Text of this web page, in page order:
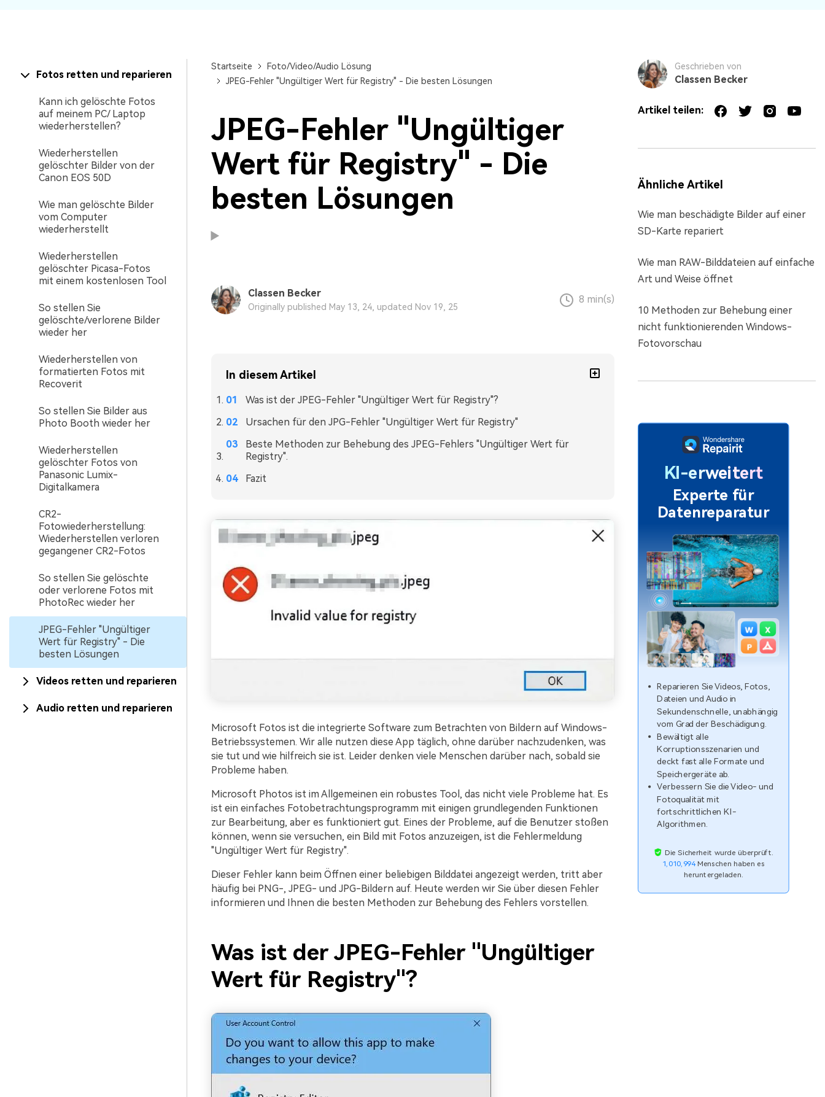
Fotos retten und reparieren
Kann ich gelöschte Fotos
auf meinem PC/ Laptop
wiederherstellen?
Wiederherstellen
gelöschter Bilder von der
Canon EOS 50D
Wie man gelöschte Bilder
vom Computer
wiederherstellt
Wiederherstellen
gelöschter Picasa-Fotos
mit einem kostenlosen Tool
So stellen Sie
gelöschte/verlorene Bilder
wieder her
Wiederherstellen von
formatierten Fotos mit
Recoverit
So stellen Sie Bilder aus
Photo Booth wieder her
Wiederherstellen
gelöschter Fotos von
Panasonic Lumix-
Digitalkamera
CR2-
Fotowiederherstellung:
Wiederherstellen verloren
gegangener CR2-Fotos
So stellen Sie gelöschte
oder verlorene Fotos mit
PhotoRec wieder her
JPEG-Fehler "Ungültiger
Wert für Registry" - Die
besten Lösungen
Videos retten und reparieren
Audio retten und reparieren
Startseite
Foto/Video/Audio Lösung
JPEG-Fehler "Ungültiger Wert für Registry" - Die besten Lösungen
JPEG-Fehler "Ungültiger
Wert für Registry" - Die
besten Lösungen
Classen Becker
Originally published May 13, 24, updated Nov 19, 25
8 min(s)
In diesem Artikel
Was ist der JPEG-Fehler "Ungültiger Wert für Registry"?
Ursachen für den JPG-Fehler "Ungültiger Wert für Registry"
Beste Methoden zur Behebung des JPEG-Fehlers "Ungültiger Wert für
Registry".
Fazit
Microsoft Fotos ist die integrierte Software zum Betrachten von Bildern auf Windows-
Betriebssystemen. Wir alle nutzen diese App täglich, ohne darüber nachzudenken, was
sie tut und wie hilfreich sie ist. Leider denken viele Menschen darüber nach, sobald sie
Probleme haben.
Microsoft Photos ist im Allgemeinen ein robustes Tool, das nicht viele Probleme hat. Es
ist ein einfaches Fotobetrachtungsprogramm mit einigen grundlegenden Funktionen
zur Bearbeitung, aber es funktioniert gut. Eines der Probleme, auf die Benutzer stoßen
können, wenn sie versuchen, ein Bild mit Fotos anzuzeigen, ist die Fehlermeldung
"Ungültiger Wert für Registry".
Dieser Fehler kann beim Öffnen einer beliebigen Bilddatei angezeigt werden, tritt aber
häufig bei PNG-, JPEG- und JPG-Bildern auf. Heute werden wir Sie über diesen Fehler
informieren und Ihnen die besten Methoden zur Behebung des Fehlers vorstellen.
Was ist der JPEG-Fehler "Ungültiger
Wert für Registry"?
Geschrieben von
Classen Becker
Artikel teilen:
Ähnliche Artikel
Wie man beschädigte Bilder auf einer
SD-Karte repariert
Wie man RAW-Bilddateien auf einfache
Art und Weise öffnet
10 Methoden zur Behebung einer
nicht funktionierenden Windows-
Fotovorschau
KI-erweitert
Experte für
Datenreparatur
Reparieren Sie Videos, Fotos,
Dateien und Audio in
Sekundenschnelle, unabhängig
vom Grad der Beschädigung.
Bewältigt alle
Korruptionsszenarien und
deckt fast alle Formate und
Speichergeräte ab.
Verbessern Sie die Video- und
Fotoqualität mit
fortschrittlichen KI-
Algorithmen.
Die Sicherheit wurde überprüft.
1,010,994Menschen haben es
heruntergeladen.